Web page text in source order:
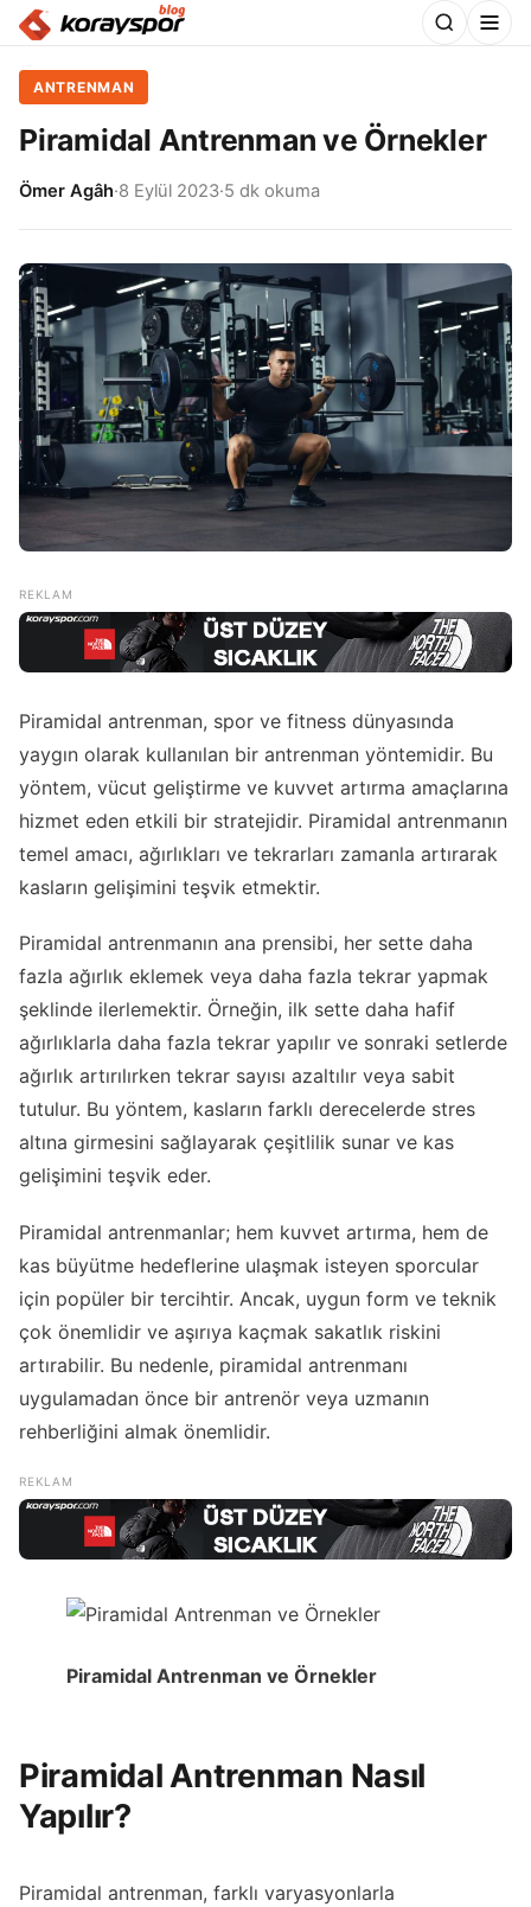
ANTRENMAN
Piramidal Antrenman ve Örnekler
Ömer Agâh·8 Eylül 2023·5 dk okuma
Piramidal antrenman, spor ve fitness dünyasında
yaygın olarak kullanılan bir antrenman yöntemidir. Bu
yöntem, vücut geliştirme ve kuvvet artırma amaçlarına
hizmet eden etkili bir stratejidir. Piramidal antrenmanın
temel amacı, ağırlıkları ve tekrarları zamanla artırarak
kasların gelişimini teşvik etmektir.
Piramidal antrenmanın ana prensibi, her sette daha
fazla ağırlık eklemek veya daha fazla tekrar yapmak
şeklinde ilerlemektir. Örneğin, ilk sette daha hafif
ağırlıklarla daha fazla tekrar yapılır ve sonraki setlerde
ağırlık artırılırken tekrar sayısı azaltılır veya sabit
tutulur. Bu yöntem, kasların farklı derecelerde stres
altına girmesini sağlayarak çeşitlilik sunar ve kas
gelişimini teşvik eder.
Piramidal antrenmanlar; hem kuvvet artırma, hem de
kas büyütme hedeflerine ulaşmak isteyen sporcular
için popüler bir tercihtir. Ancak, uygun form ve teknik
çok önemlidir ve aşırıya kaçmak sakatlık riskini
artırabilir. Bu nedenle, piramidal antrenmanı
uygulamadan önce bir antrenör veya uzmanın
rehberliğini almak önemlidir.
Piramidal Antrenman ve Örnekler
Piramidal Antrenman Nasıl
Yapılır?
Piramidal antrenman, farklı varyasyonlarla